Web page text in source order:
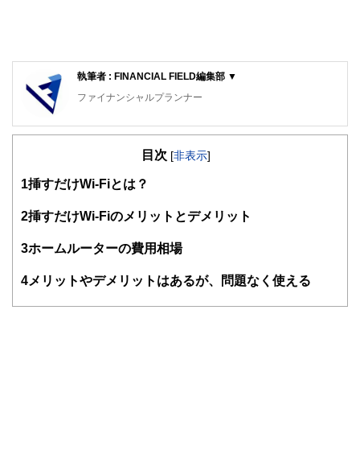
執筆者 : FINANCIAL FIELD編集部 ▼
ファイナンシャルプランナー
FinancialField編集部は、金融、経済に関する記事を、日々
知識がない方でも理解できるようわかりやすく発信していま
得者を中心に「お金や暮らし」に関する書籍・雑誌の編集経
験者で構成され、企画立案から記事掲載まですべての工程に
護士、税理士、宅地建物取引士、相続診断士、住宅ローンア
目次 [非表示]
1 挿すだけWi-Fiとは？
2挿すだけWi-Fiのメリットとデメリット
3ホームルーターの費用相場
4 メリットやデメリットはあるが、問題なく使える